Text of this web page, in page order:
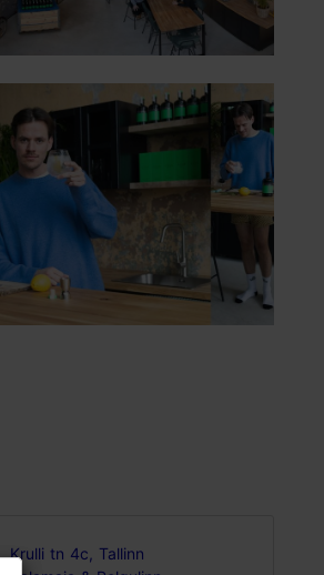
Krulli tn 4c, Tallinn